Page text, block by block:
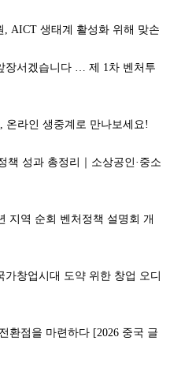
AICT 생태계 활성화 위해 맞손
장서겠습니다 … 제 1차 벤처투
온라인 생중계로 만나보세요!
책 성과 총정리｜소상공인·중소
지역 순회 벤처정책 설명회 개
창업시대 도약 위한 창업 오디
환점을 마련하다 [2026 중국 글